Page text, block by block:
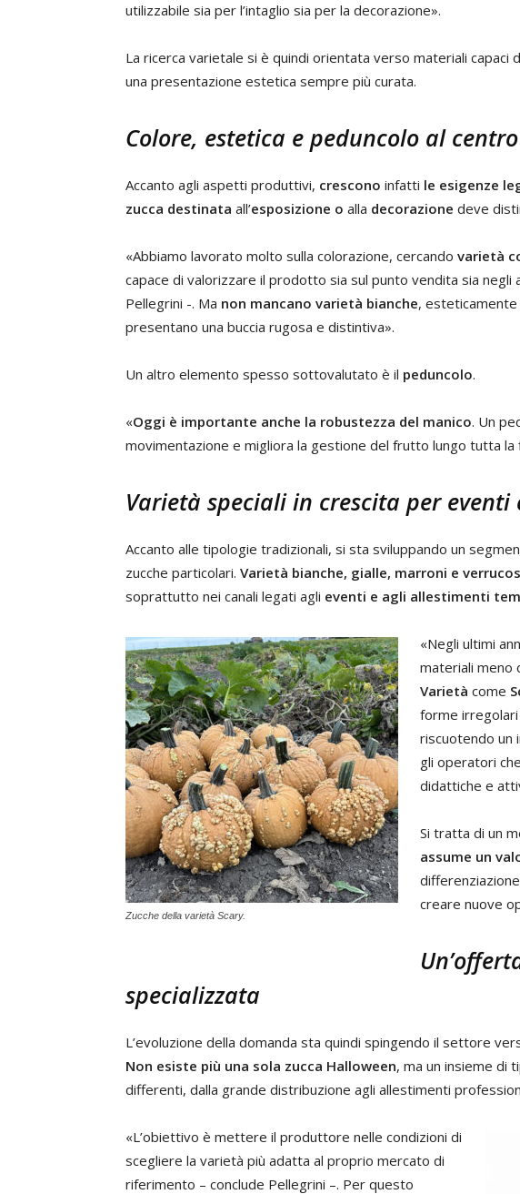
utilizzabile sia per l’intaglio sia per la decorazione».
La ricerca varietale si è quindi orientata verso materiali
una presentazione estetica sempre più curata.
Colore, estetica e peduncolo al
Accanto agli aspetti produttivi, crescono infatti le esigenze
zucca destinata all’esposizione o alla decorazione deve
«Abbiamo lavorato molto sulla colorazione, cercando varietà
capace di valorizzare il prodotto sia sul punto vendita sia negli
Pellegrini -. Ma non mancano varietà bianche,
presentano una buccia rugosa e distintiva».
Un altro elemento spesso sottovalutato è il peduncolo.
«Oggi è importante anche la robustezza del manico. Un
movimentazione e migliora la gestione del frutto lungo tutta la
Varietà speciali in crescita per
Accanto alle tipologie tradizionali, si sta sviluppando un
zucche particolari. Varietà bianche, gialle, marroni e
soprattutto nei canali legati agli eventi e agli allestimenti
Zucche della varietà Scary.
«Negli ultimi
materiali meno
Varietà come
forme
riscuotendo
gli operatori
didattiche e
Si tratta di un
assume un
creare nuove
specializzata
L’evoluzione della domanda sta quindi spingendo il settore
Non esiste più una sola zucca Halloween, ma un insieme di
differenti, dalla grande distribuzione agli allestimenti
«L’obiettivo è mettere il produttore nelle condizioni di
scegliere la varietà più adatta al proprio mercato di
riferimento – conclude Pellegrini –. Per questo